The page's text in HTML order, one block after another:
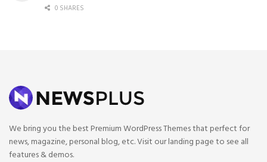
0 SHARES
We bring you the best Premium WordPress Themes that perfect for
news, magazine, personal blog, etc. Visit our landing page to see all
features & demos.